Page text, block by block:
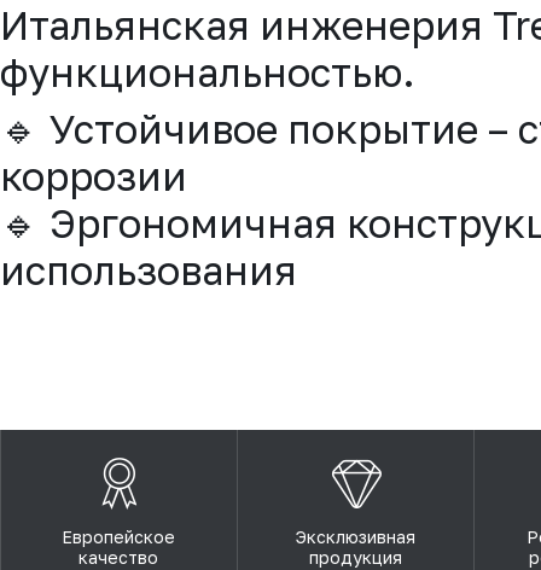
Итальянская инженерия
функциональностью.
🔹 Устойчивое покрытие –
коррозии
🔹 Эргономичная
использования
Европейское
качество
Эксклюзивная
продукция